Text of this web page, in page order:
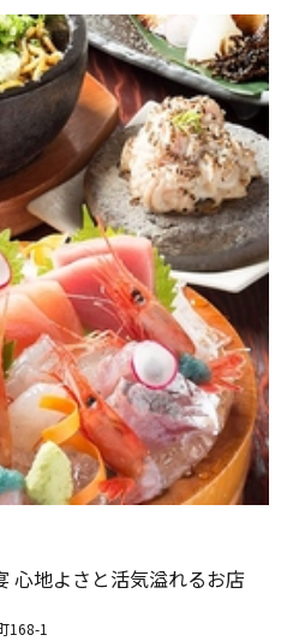
心地よさと活気溢れるお店
168-1